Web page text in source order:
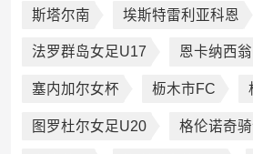
斯塔尔南 埃斯特雷利亚科恩
法罗群岛女足U17 恩卡纳西翁
塞内加尔女杯 枥木市FC
图罗杜尔女足U20 格伦诺奇